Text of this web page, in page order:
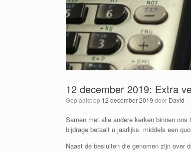
12 december 2019: Extra
Geplaatst op 12 december 2019 door David
Samen met alle andere kerken binnen
bijdrage betaalt u jaarlijks middels een
Naast de besluiten die genomen zijn over